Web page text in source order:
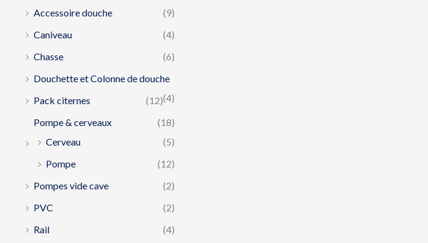
Accessoire douche
(9)
Caniveau
(4)
Chasse
(6)
Douchette et Colonne de douche
(4)
Pack citernes
(12)
Pompe & cerveaux
(18)
Cerveau
(5)
Pompe
(12)
Pompes vide cave
(2)
PVC
(2)
Rail
(4)